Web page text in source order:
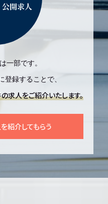
一部です。
録することで、
求人をご紹介いたします。
紹介してもらう